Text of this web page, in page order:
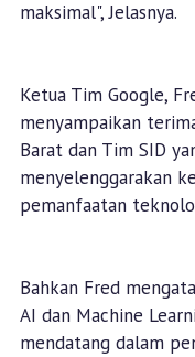
maksimal", Jelasnya.
Ketua Tim Google,
menyampaikan
Barat dan Tim SID
menyelenggarakan
pemanfaatan
Bahkan Fred
AI dan Machine
mendatang dalam